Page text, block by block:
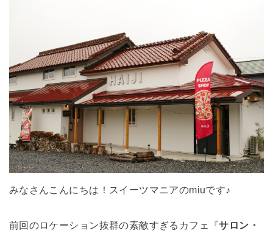
みなさんこんにちは！スイーツマニアのmiuです♪
前回のロケーション抜群の素敵すぎるカフェ『サロン・